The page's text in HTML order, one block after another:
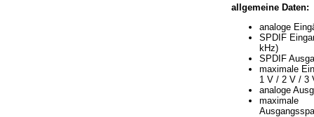
allgemeine Daten:
analoge
SPDIF
kHz)
SPDIF
maximale
1 V / 2 V / 3
analoge
maximale